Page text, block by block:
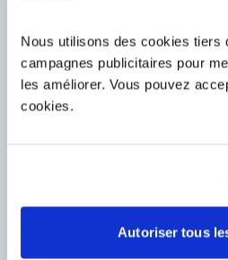
Nous utilisons des cookies tiers
campagnes publicitaires pour
les améliorer. Vous pouvez
cookies.
Autoriser tous